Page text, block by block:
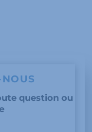
question ou